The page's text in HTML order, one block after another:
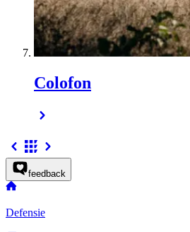
Colofon
feedback
Defensie